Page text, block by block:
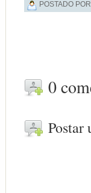
POSTADO
0
Postar